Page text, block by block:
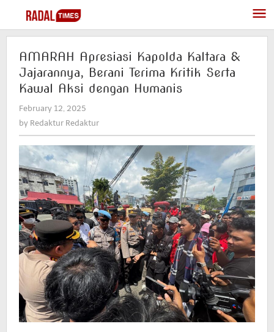
content
AMARAH Apresiasi Kapolda Kaltara &
Jajarannya, Berani Terima Kritik Serta
Kawal Aksi dengan Humanis
February 12, 2025
Redaktur
by Redaktur Redaktur